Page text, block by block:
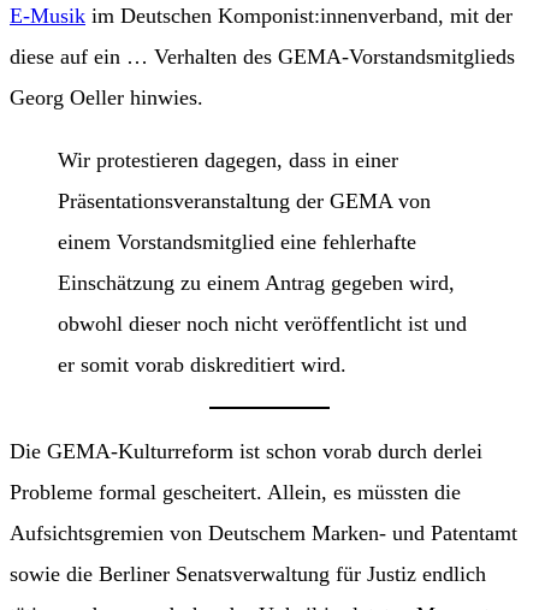
E-Musik im Deutschen Komponist:innenverband, mit der
diese auf ein … Verhalten des GEMA-Vorstandsmitglieds
Georg Oeller hinwies.
Wir protestieren dagegen, dass in einer
Präsentationsveranstaltung der GEMA von
einem Vorstandsmitglied eine fehlerhafte
Einschätzung zu einem Antrag gegeben wird,
obwohl dieser noch nicht veröffentlicht ist und
er somit vorab diskreditiert wird.
Die GEMA-Kulturreform ist schon vorab durch derlei
Probleme formal gescheitert. Allein, es müssten die
Aufsichtsgremien von Deutschem Marken- und Patentamt
sowie die Berliner Senatsverwaltung für Justiz endlich